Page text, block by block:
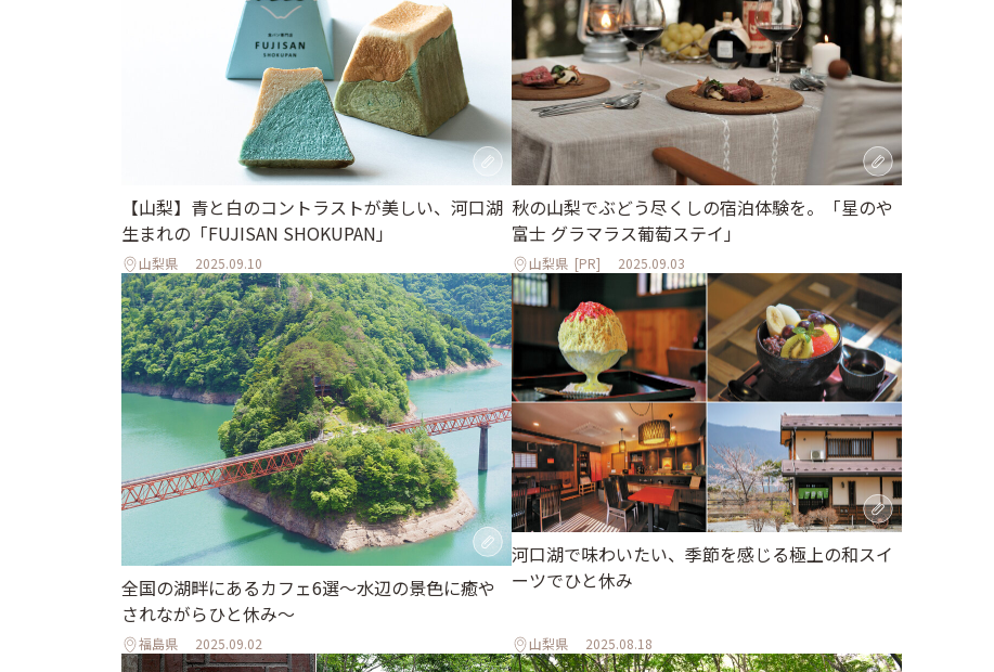
【山梨】青と白のコントラストが美しい、河口湖
生まれの「FUJISAN SHOKUPAN」
山梨県 2025.09.10
秋の山梨でぶどう尽くしの宿泊体験を。「星のや
富士 グラマラス葡萄ステイ」
山梨県 [PR] 2025.09.03
全国の湖畔にあるカフェ6選〜水辺の景色に癒や
されながらひと休み〜
福島県 2025.09.02
河口湖で味わいたい、季節を感じる極上の和スイ
ーツでひと休み
山梨県 2025.08.18